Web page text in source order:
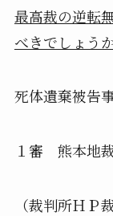
最高裁の逆転
べきでしょうか
死体遺棄被告
１審 熊本地
（裁判所ＨＰ